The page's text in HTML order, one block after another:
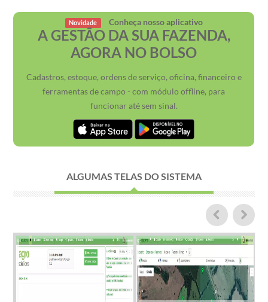
Novidade Conheça nosso aplicativo
A GESTÃO DA SUA FAZENDA,
AGORA NO BOLSO
Cadastros, estoque, ordens de serviço, oficina, financeiro e
ferramentas de campo - com módulo offline, para
funcionar até sem sinal.
ALGUMAS TELAS DO SISTEMA